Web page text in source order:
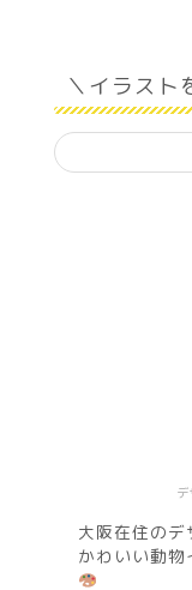
＼イラスト
大阪在住のデ
かわいい動物